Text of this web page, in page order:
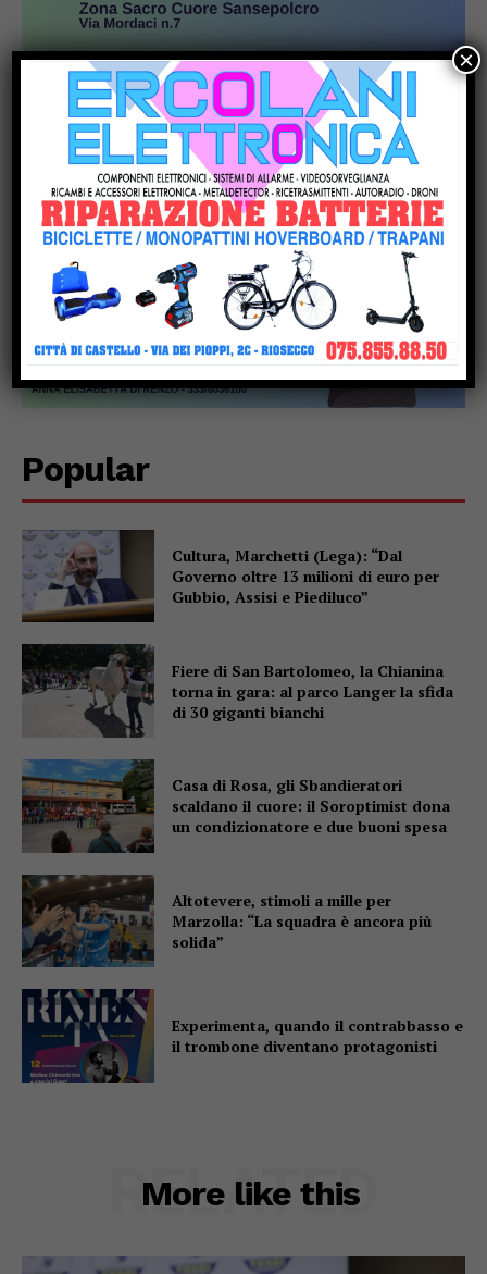
Popular
Cultura, Marchetti (Lega): “Dal
Governo oltre 13 milioni di euro per
Gubbio, Assisi e Piediluco”
Fiere di San Bartolomeo, la Chianina
torna in gara: al parco Langer la sfida
di 30 giganti bianchi
Casa di Rosa, gli Sbandieratori
scaldano il cuore: il Soroptimist dona
un condizionatore e due buoni spesa
Altotevere, stimoli a mille per
Marzolla: “La squadra è ancora più
solida”
Experimenta, quando il contrabbasso e
il trombone diventano protagonisti
More like this
RELATED
×